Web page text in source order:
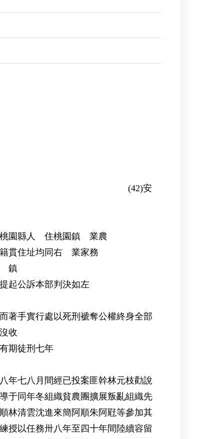
部判決 (42)安
縣人 住桃園鎮 業農
址均同右 業家務
鎮
起公訴本部判決如左
著手實行處以死刑褫奪公權終身全部
收
期徒刑七年
年七八月間經已投案匪幹林元枝勸說
于同年冬組織貧農團擴展叛亂組織先
林清雲沈進來簡阿順朱阿屘等參加其
授以任務卅八年至四十年間陸續容留